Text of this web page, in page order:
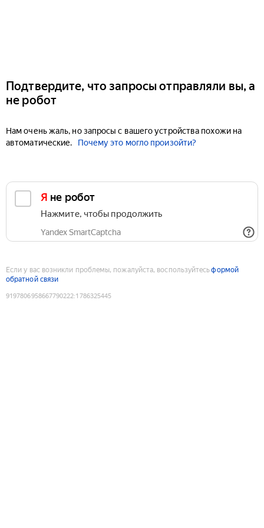
Подтвердите, что запросы отправляли вы, а
не робот
Нам очень жаль, но запросы с вашего устройства похожи на
автоматические.
Почему это могло произойти?
Я не робот
Нажмите, чтобы продолжить
Yandex SmartCaptcha
Если у вас возникли проблемы, пожалуйста, воспользуйтесьформой
обратной связи
9197806958667790222:1786325445